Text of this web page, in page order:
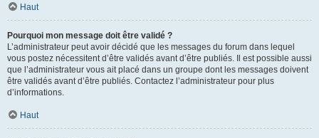
Haut
Pourquoi mon message doit être validé ?
L’administrateur peut avoir décidé que les messages du forum dans lequel
vous postez nécessitent d’être validés avant d’être publiés. Il est possible aussi
que l’administrateur vous ait placé dans un groupe dont les messages doivent
être validés avant d’être publiés. Contactez l’administrateur pour plus
d’informations.
Haut